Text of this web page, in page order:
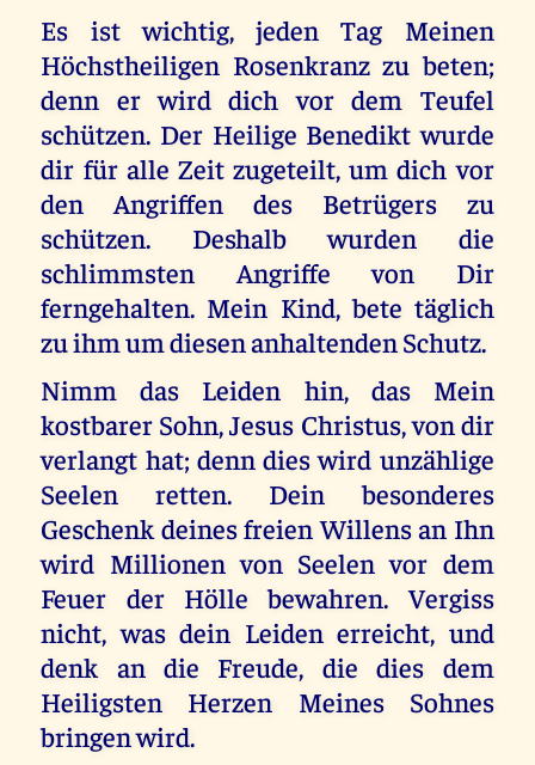
Es ist wichtig, jeden Tag Meinen
Höchstheiligen Rosenkranz zu beten;
denn er wird dich vor dem Teufel
schützen. Der Heilige Benedikt wurde
dir für alle Zeit zugeteilt, um dich vor
den Angriffen des Betrügers zu
schützen. Deshalb wurden die
schlimmsten Angriffe von Dir
ferngehalten. Mein Kind, bete täglich
zu ihm um diesen anhaltenden Schutz.
Nimm das Leiden hin, das Mein
kostbarer Sohn, Jesus Christus, von dir
verlangt hat; denn dies wird unzählige
Seelen retten. Dein besonderes
Geschenk deines freien Willens an Ihn
wird Millionen von Seelen vor dem
Feuer der Hölle bewahren. Vergiss
nicht, was dein Leiden erreicht, und
denk an die Freude, die dies dem
Heiligsten Herzen Meines Sohnes
bringen wird.